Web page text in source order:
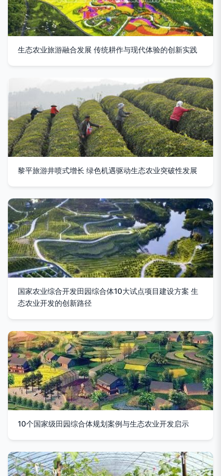
生态农业旅游融合发展 传统耕作与现代体验的创新实践
黎平旅游井喷式增长 绿色机遇驱动生态农业突破性发展
国家农业综合开发田园综合体10大试点项目建设方案 生
态农业开发的创新路径
10个国家级田园综合体规划案例与生态农业开发启示